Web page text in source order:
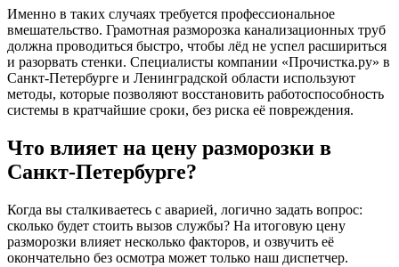
Именно в таких случаях требуется профессиональное
вмешательство. Грамотная разморозка канализационных труб
должна проводиться быстро, чтобы лёд не успел расшириться
и разорвать стенки. Специалисты компании «Прочистка.ру» в
Санкт-Петербурге и Ленинградской области используют
методы, которые позволяют восстановить работоспособность
системы в кратчайшие сроки, без риска её повреждения.
Что влияет на цену разморозки в
Санкт-Петербурге?
Когда вы сталкиваетесь с аварией, логично задать вопрос:
сколько будет стоить вызов службы? На итоговую цену
разморозки влияет несколько факторов, и озвучить её
окончательно без осмотра может только наш диспетчер.